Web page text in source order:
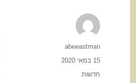
Author
abeeastman
Posted
15 במאי 2020
Categories
חדשות